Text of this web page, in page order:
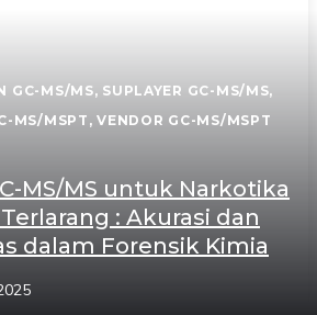
GC-MS/MS, SUPLAYER GC-MS/MS,
MS/MSPT ,VENDOR GC-MS/MSPT
MS/MS untuk Narkotika
: Akurasi dan
dalam Forensik Kimia